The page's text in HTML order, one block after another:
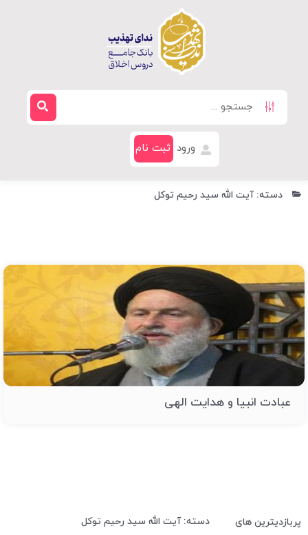
ورود ثبت نام
دسته: آیت الله سید رحیم توکل
عبادت انبیا و هدایت الهی
پربازدیترین های دسته: آیت الله سید رحیم توکل